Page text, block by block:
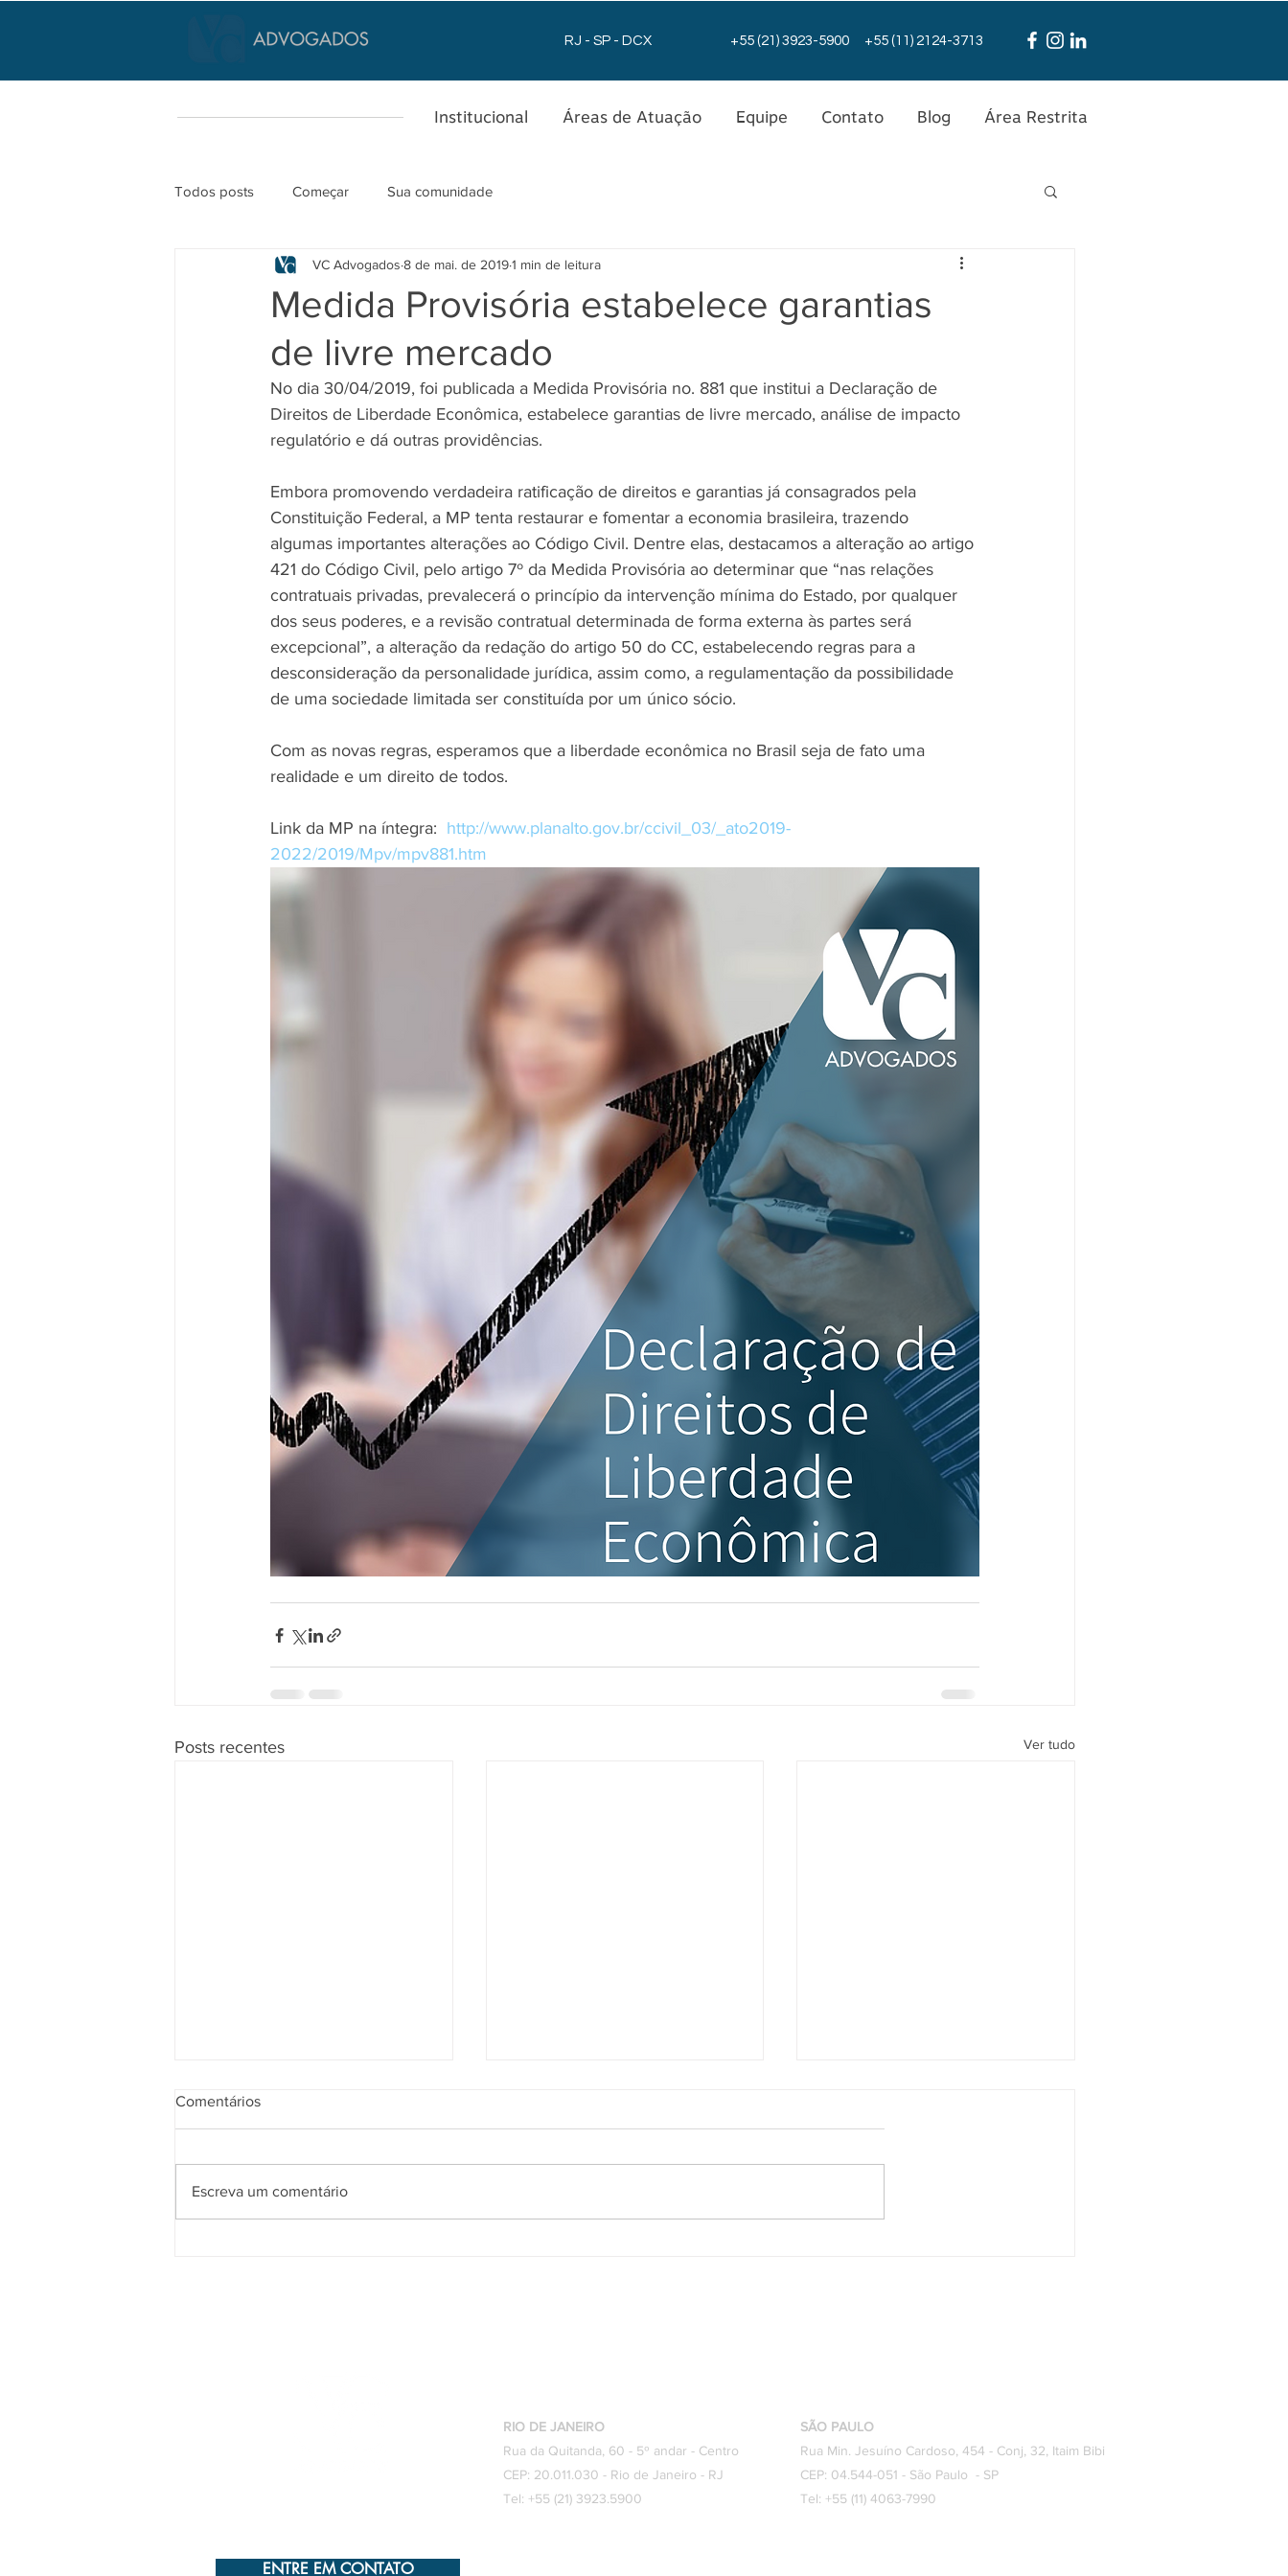
RJ - SP - DCX +55 (21) 3923-5900 +55 (11) 2124-3713
Institucional Áreas de Atuação Equipe Contato Blog Área Restrita
Todos posts Começar Sua comunidade
Medida Provisória estabelece garantias
de livre mercado
VC Advogados 8 de mai. de 20191 min de leitura
No dia 30/04/2019, foi publicada a Medida Provisória no. 88​1​ que institui a Declaração de
Direitos de Liberdade Econômica, estabelece garantias de livre mercado, análise de impacto
regulatório e dá outras providências.
​Embora promovendo verdadeira ratificação de direitos e garantias já consagrados pela
Constituição Federal, a MP tenta restaurar e fomentar a economia brasileira, ​trazendo
algumas importantes alterações ao Código Civil​. D​entre elas, destacamos​ a alteração ao artigo
421 do Código Civil, pelo artigo 7º da Medida Provisória ao determinar que ​​“nas relações
contratuais privadas, prevalecerá o princípio da intervenção mínima do Estado, por qualquer
dos seus poderes, e a revisão contratual determinada de forma externa às partes será
excepcional”​, ​a alteração da redação do artigo 50 do CC​, estabelecendo regras para a
desconsideração da personalidade jurídica​, assim como, a regula​mentação da possibilidade
de uma sociedade limitada ser constituída por um único sócio.
​Com as novas regras, esperamos que a liberdade econômica no Brasil seja de fato uma
realidade e um direito de todos.​
Link da MP na íntegra: http://www.planalto.gov.br/ccivil_03/_ato2019-
2022/2019/Mpv/mpv881.htm
Posts recentes Ver tudo
Comentários
Escreva um comentário
RIO DE JANEIRO
Rua da Quitanda, 60 - 5º andar - Centro
CEP: 20.011.030 - Rio de Janeiro - RJ
Tel: +55 (21) 3923.5900
SÃO PAULO
Rua Min. Jesuíno Cardoso, 454 - Conj, 32, Itaim Bibi
CEP: 04.544-051 - São Paulo - SP
Tel: +55 (11) 4063-7990
ENTRE EM CONTATO